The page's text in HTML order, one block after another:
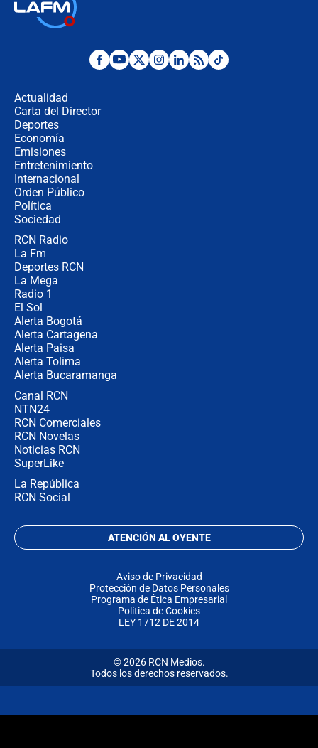
Posesión de Abelardo De La Espriella
Actualidad
Carta del Director
Deportes
Economía
Emisiones
Entretenimiento
Internacional
Orden Público
Política
Sociedad
RCN Radio
La Fm
Deportes RCN
La Mega
Radio 1
El Sol
Alerta Bogotá
Alerta Cartagena
Alerta Paisa
Alerta Tolima
Alerta Bucaramanga
Canal RCN
NTN24
RCN Comerciales
RCN Novelas
Noticias RCN
SuperLike
La República
RCN Social
ATENCIÓN AL OYENTE
Aviso de Privacidad
Protección de Datos Personales
Programa de Ética Empresarial
Política de Cookies
LEY 1712 DE 2014
© 2026 RCN Medios.
Todos los derechos reservados.